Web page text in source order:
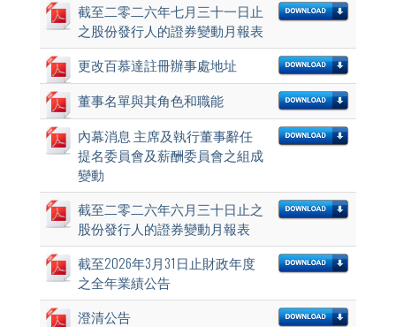
截至二零二六年七月三十一日止
之股份發行人的證券變動月報表
更改百慕達註冊辦事處地址
董事名單與其角色和職能
內幕消息 主席及執行董事辭任
提名委員會及薪酬委員會之組成
變動
截至二零二六年六月三十日止之
股份發行人的證券變動月報表
截至2026年3月31日止財政年度
之全年業績公告
澄清公告